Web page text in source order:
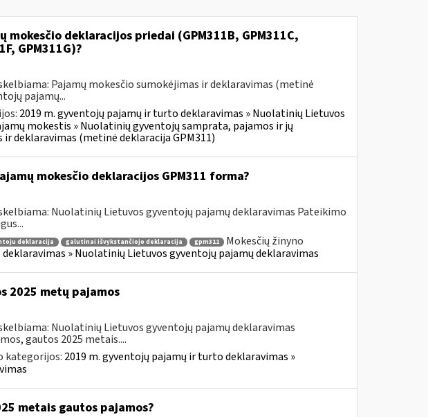
deklaracijos priedai (GPM311B, GPM311C,
GPM311G)?
Pajamų mokesčio sumokėjimas ir deklaravimas (metinė
pajamų...
2019 m. gyventojų pajamų ir turto deklaravimas » Nuolatinių Lietuvos
mokestis » Nuolatinių gyventojų samprata, pajamos ir jų
deklaravimas (metinė deklaracija GPM311)
mokesčio deklaracijos GPM311 forma?
Nuolatinių Lietuvos gyventojų pajamų deklaravimas Pateikimo
deklaracija galutinai išvykstančiojo deklaracija gpm311
Mokesčių žinyno
» Nuolatinių Lietuvos gyventojų pajamų deklaravimas
2025 metų pajamos
Nuolatinių Lietuvos gyventojų pajamų deklaravimas
gautos 2025 metais....
kategorijos: 2019 m. gyventojų pajamų ir turto deklaravimas »
metais gautos pajamos?